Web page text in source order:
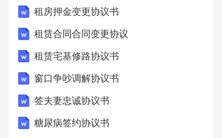
租房押金变更协议书
租赁合同合同变更协议
租赁宅基修路协议书
窗口争吵调解协议书
签夫妻忠诚协议书
糖尿病签约协议书